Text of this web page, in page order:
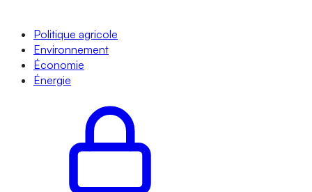
Politique agricole
Environnement
Économie
Énergie